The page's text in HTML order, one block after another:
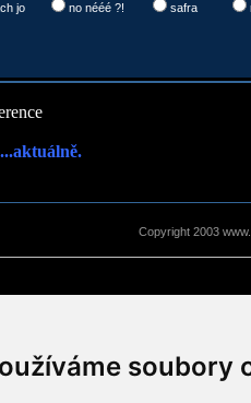
soubory
jo no nééé ?! safra
...aktuálně.
Copyright 2003